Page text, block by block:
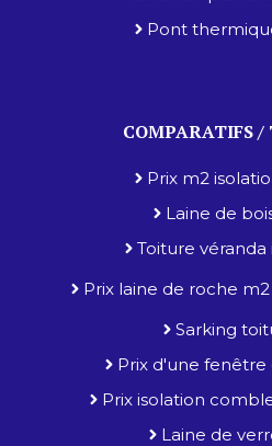
Pont
COMPARATIFS /
Prix m2
Laine de
Toiture
Prix laine de roche m2
Sarking
Prix d'une
Prix isolation
Laine de